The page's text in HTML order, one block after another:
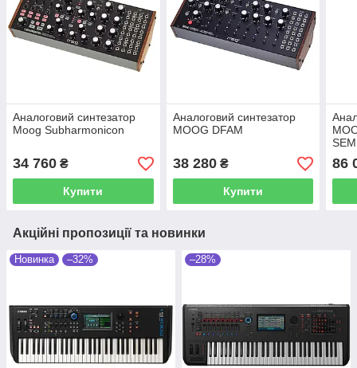
Аналоговий синтезатор
Moog Subharmonicon
34 760 ₴
Купити
Аналоговий синтезатор
MOOG DFAM
38 280₴
Купити
86
Акційні пропозиції та новинки
Новинка –32% –28%